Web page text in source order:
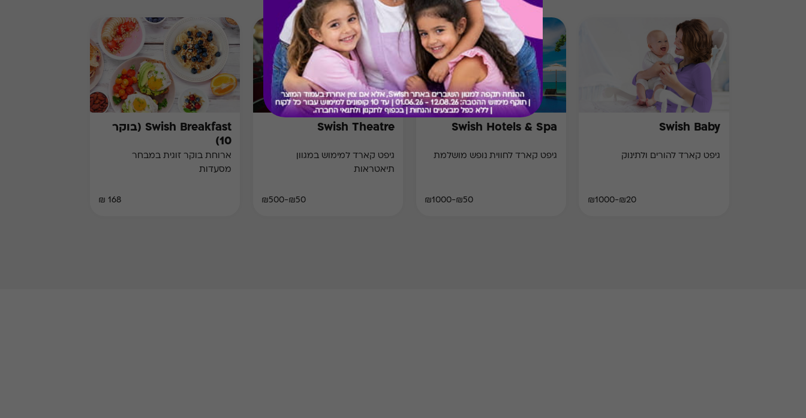
Swish Baby
גיפט קארד להורים ולתינוק
₪20-₪1000
Swish Hotels & Spa
גיפט קארד לחווית נופש מושלמת
₪50-₪1000
Swish Theatre
גיפט קארד למימוש במגוון
תיאטראות
₪50-₪500
Swish Breakfast (בוקר
10)
ארוחת בוקר זוגית במבחר
מסעדות
168 ₪